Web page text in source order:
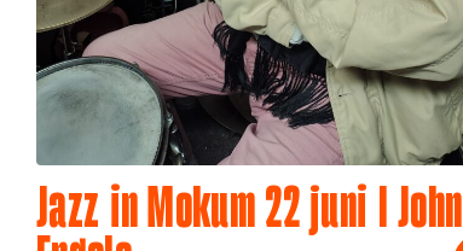
Jazz in Mokum 22 juni I John